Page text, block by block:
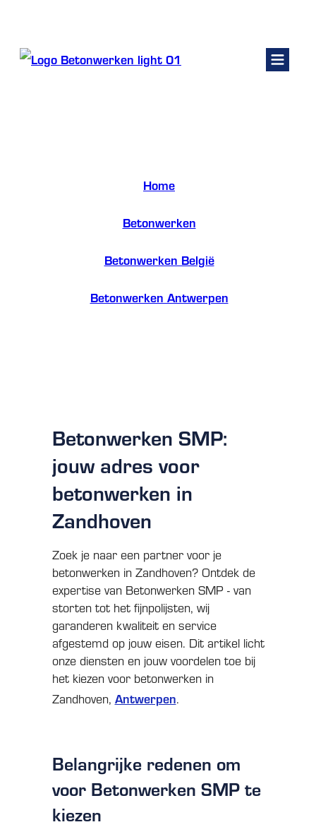
Home
Betonwerken
Betonwerken België
Betonwerken Antwerpen
Betonwerken SMP:
jouw adres voor
betonwerken in
Zandhoven
Zoek je naar een partner voor je
betonwerken in Zandhoven? Ontdek de
expertise van Betonwerken SMP - van
storten tot het fijnpolijsten, wij
garanderen kwaliteit en service
afgestemd op jouw eisen. Dit artikel licht
onze diensten en jouw voordelen toe bij
het kiezen voor betonwerken in
Zandhoven, Antwerpen.
Belangrijke redenen om
voor Betonwerken SMP te
kiezen